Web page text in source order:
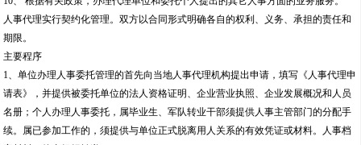
人事代理实行契约化管理。双方以合同形式明确各自的权利、义务、承担的责任和
期限。
主要程序
1、单位办理人事委托管理的首先向当地人事代理机构提出申请，填写《人事代理申
请表》，并提供被委托单位的法人资格证明、企业营业执照、企业发展概况和人员
名册；个人办理人事委托，属毕业生、军队转业干部须提供人事主管部门的分配手
续。属已参加工作的，须提供与单位正式脱离用人关系的有效凭证或材料。人事档